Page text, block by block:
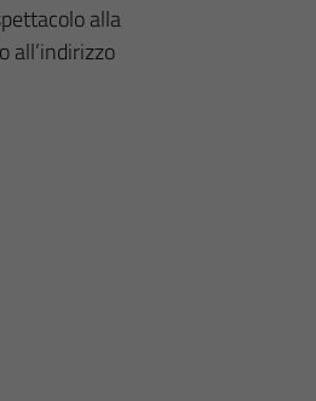
alla
all’indirizzo